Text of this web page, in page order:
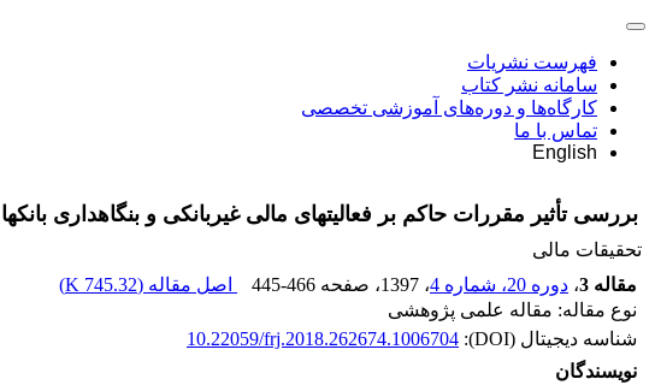
فهرست نشریات
سامانه نشر کتاب
کارگاه‌ها و دوره‌های آموزشی تخصصی
تماس با ما
English
بررسی تأثیر مقررات حاکم بر فعالیت‎های مالی غیربانکی و بنگاه‎داری بانک‎ها بر نقدینگی آنها در کشورهای در حال توسعه
تحقیقات مالی
مقاله 3
، دوره 20، شماره 4 ، 1397 ، صفحه 445-466 اصل مقاله (745.32 K
)
نوع مقاله: مقاله علمی پژوهشی
شناسه دیجیتال (DOI):
10.22059/frj.2018.262674.1006704
نویسندگان